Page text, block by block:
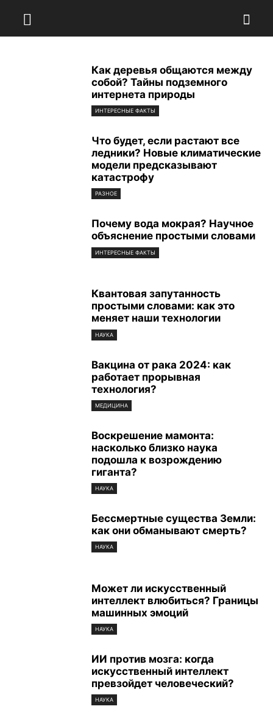
Как деревья общаются между
собой? Тайны подземного
интернета природы
ИНТЕРЕСНЫЕ ФАКТЫ
Что будет, если растают все
ледники? Новые климатические
модели предсказывают
катастрофу
РАЗНОЕ
Почему вода мокрая? Научное
объяснение простыми словами
ИНТЕРЕСНЫЕ ФАКТЫ
Квантовая запутанность
простыми словами: как это
меняет наши технологии
НАУКА
Вакцина от рака 2024: как
работает прорывная
технология?
МЕДИЦИНА
Воскрешение мамонта:
насколько близко наука
подошла к возрождению
гиганта?
НАУКА
Бессмертные существа Земли:
как они обманывают смерть?
НАУКА
Может ли искусственный
интеллект влюбиться? Границы
машинных эмоций
НАУКА
ИИ против мозга: когда
искусственный интеллект
превзойдет человеческий?
НАУКА